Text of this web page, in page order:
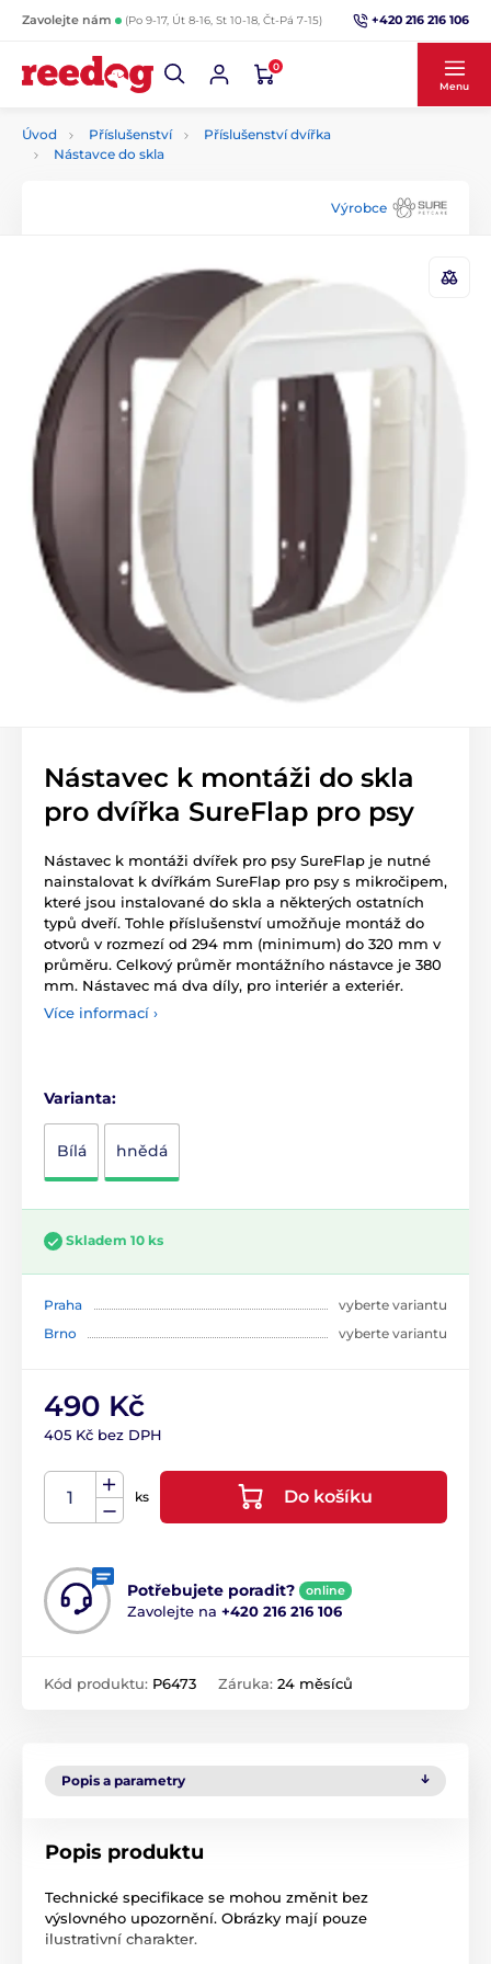
Zavolejte nám (Po 9-17, Út 8-16, St 10-18, Čt-Pá 7-15) +420 216 216 106
0
Menu
Úvod Příslušenství
Příslušenství dvířka
Nástavce do skla
Výrobce
Nástavec k montáži do skla
pro dvířka SureFlap pro psy
Nástavec k montáži dvířek pro psy SureFlap je nutné
nainstalovat k dvířkám SureFlap pro psy s mikročipem,
které jsou instalované do skla a některých ostatních
typů dveří. Tohle příslušenství umožňuje montáž do
otvorů v rozmezí od 294 mm (minimum) do 320 mm v
průměru. Celkový průměr montážního nástavce je 380
mm. Nástavec má dva díly, pro interiér a exteriér.
Více informací ›
Varianta:
Bílá hnědá
Skladem 10 ks
Praha
vyberte variantu
Brno
vyberte variantu
490 Kč
405 Kč bez DPH
ks Do košíku
Potřebujete poradit? online
Zavolejte na +420 216 216 106
Kód produktu: P6473 Záruka: 24 měsíců
Popis a parametry
Popis produktu
Technické specifikace se mohou změnit bez
výslovného upozornění. Obrázky mají pouze
ilustrativní charakter.